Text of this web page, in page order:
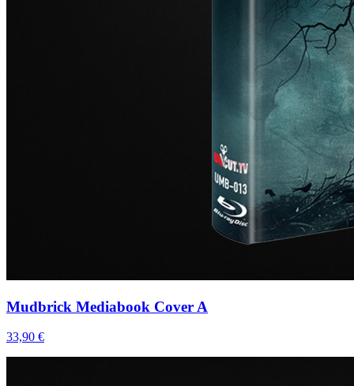
Mudbrick Mediabook Cover A
33,90 €